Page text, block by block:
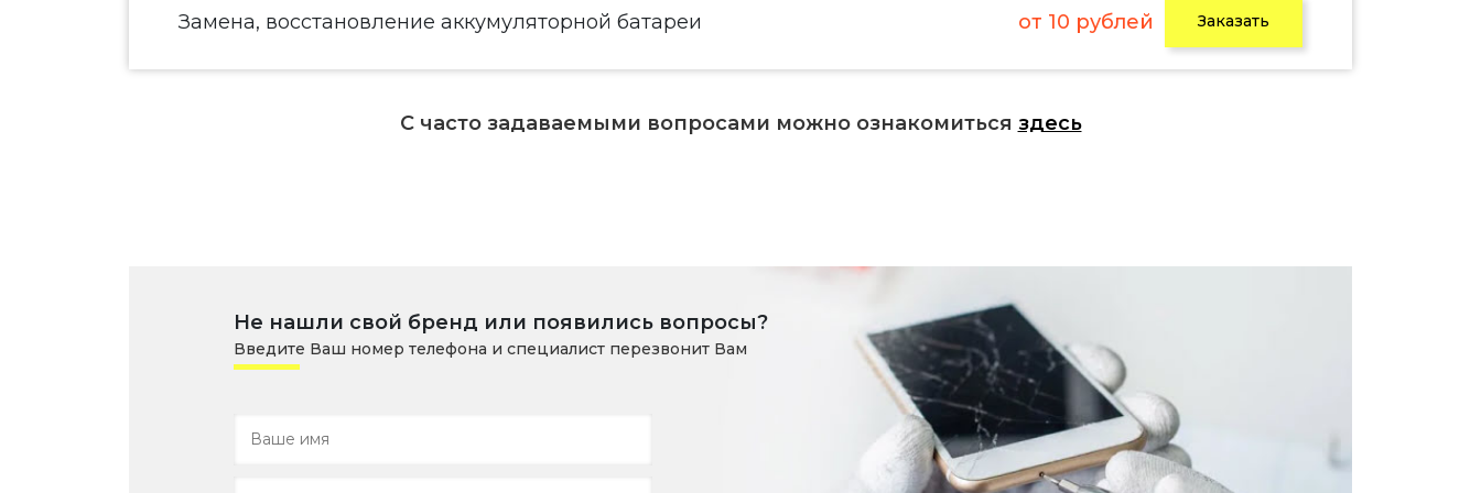
Замена, восстановление аккумуляторной батареи от 10 рублей Заказать
С часто задаваемыми вопросами можно ознакомиться здесь
Не нашли свой бренд или появились вопросы?
Введите Ваш номер телефона и специалист перезвонит Вам